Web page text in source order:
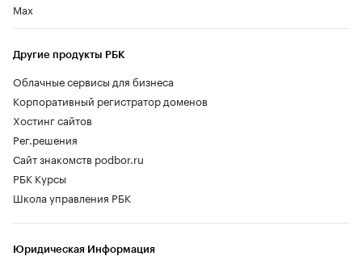
Max
Другие продукты РБК
Облачные сервисы для бизнеса
Корпоративный регистратор доменов
Хостинг сайтов
Рег.решения
Сайт знакомств podbor.ru
РБК Курсы
Школа управления РБК
Юридическая Информация